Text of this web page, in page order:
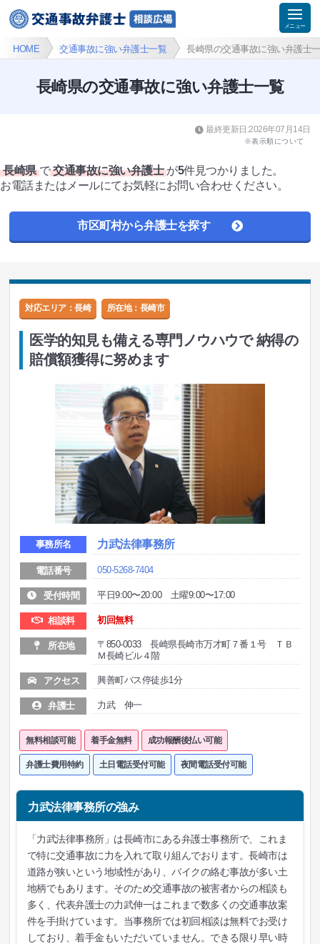
HOME 交通事故に強い弁護士一覧 長崎県の交通事故に強い弁護士
長崎県の交通事故に強い弁護士一覧
最終更新日:2026年07月14日
※表示順について
長崎県 で 交通事故に強い弁護士 が5件見つかりました。
お電話またはメールにてお気軽にお問い合わせください。
市区町村から弁護士を探す
対応エリア：長崎 所在地： 長崎市
医学的知見も備える専門ノウハウで 納得の
賠償額獲得に努めます
事務所名 力武法律事務所
電話番号 050-5268-7404
受付時間 平日9:00〜20:00 土曜9:00〜17:00
相談料 初回無料
所在地
〒850-0033 長崎県長崎市万才町７番１号 ＴＢ
Ｍ長崎ビル４階
アクセス 興善町バス停徒歩1分
弁護士 力武 伸一
無料相談可能 着手金無料 成功報酬後払い可能
弁護士費用特約 土日電話受付可能 夜間電話受付可能
力武法律事務所の強み
「力武法律事務所」は長崎市にある弁護士事務所で、これま
で特に交通事故に力を入れて取り組んでおります。長崎市は
道路が狭いという地域性があり、バイクの絡む事故が多い土
地柄でもあります。そのため交通事故の被害者からの相談も
多く、代表弁護士の力武伸一はこれまで数多くの交通事故案
件を手掛けています。当事務所では初回相談は無料でお受け
しており、着手金もいただいていません。できる限り早い時